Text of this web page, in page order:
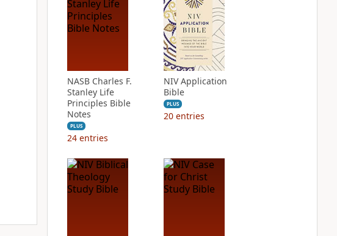
NASB Charles F.
Stanley Life
Principles Bible
Notes
PLUS
24 entries
NIV Application
Bible
PLUS
20 entries